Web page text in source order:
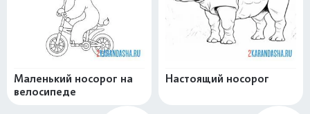
Маленький носорог на
велосипеде
Настоящий носорог